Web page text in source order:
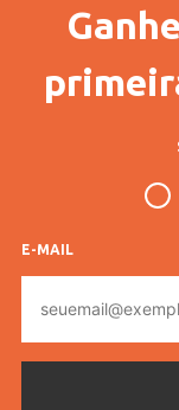
E-MAIL
mail